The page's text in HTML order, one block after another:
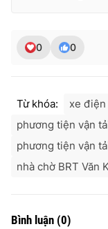
0 0
Từ khóa: xe điện
phương tiện vận
phương tiện vận
nhà chờ BRT Văn
Bình luận (0)